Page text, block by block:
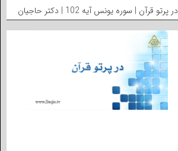
در پرتو قرآن | سوره یونس آیه 102 | دکتر حاجیان